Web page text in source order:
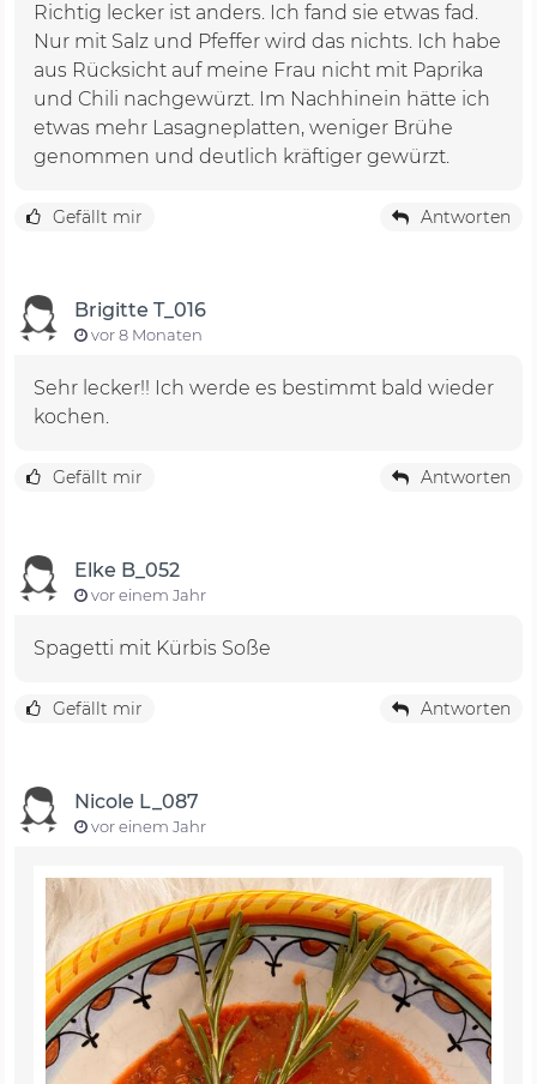
Richtig lecker ist anders. Ich fand sie etwas fad.
Nur mit Salz und Pfeffer wird das nichts. Ich habe
aus Rücksicht auf meine Frau nicht mit Paprika
und Chili nachgewürzt. Im Nachhinein hätte ich
etwas mehr Lasagneplatten, weniger Brühe
genommen und deutlich kräftiger gewürzt.
Gefällt mir Antworten
Brigitte T_016
vor 8 Monaten
Sehr lecker!! Ich werde es bestimmt bald wieder
kochen.
Gefällt mir Antworten
Elke B_052
vor einem Jahr
Spagetti mit Kürbis Soße
Gefällt mir Antworten
Nicole L_087
vor einem Jahr